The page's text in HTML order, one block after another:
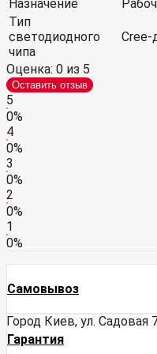
Назначение
Тип
светодиодного
чипа
Оценка: 0 из 5
Оставить отзыв
5
0%
4
0%
3
0%
2
0%
1
0%
Самовывоз
Город Киев, ул. Садовая
Гарантия